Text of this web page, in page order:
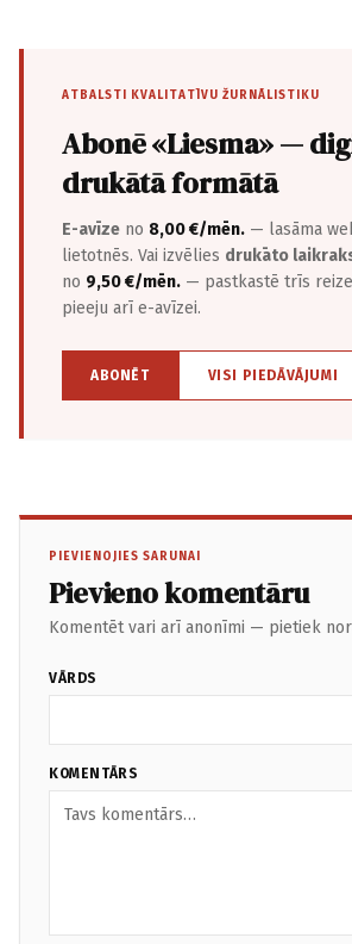
ATBALSTI KVALITATĪVU ŽURNĀLISTIKU
Abonē «Liesma» —
drukātā formātā
E-avīze no 8,00 €/mēn. — lasāma
lietotnēs. Vai izvēlies drukāto
no 9,50 €/mēn. — pastkastē trīs
pieeju arī e-avīzei.
ABONĒT VISI PIEDĀVĀJUMI
PIEVIENOJIES SARUNAI
Pievieno komentāru
Komentēt vari arī anonīmi — pietiek
VĀRDS
KOMENTĀRS